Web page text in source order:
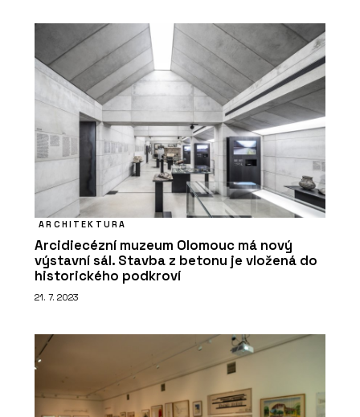
ARCHITEKTURA
Arcidiecézní muzeum Olomouc má nový
výstavní sál. Stavba z betonu je vložená do
historického podkroví
21. 7. 2023